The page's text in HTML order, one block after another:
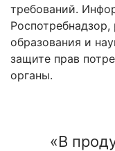
требований.
образования и
защите прав
органы.
«В